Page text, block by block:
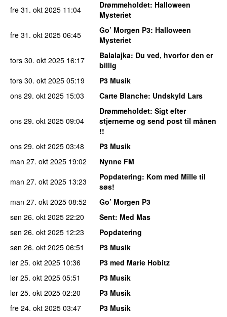
fre 31. okt 2025 11:04 Drømmeholdet: Halloween
Mysteriet
fre 31. okt 2025 06:45 Go’ Morgen P3: Halloween
Mysteriet
tors 30. okt 2025 16:17 Balalajka: Du ved, hvorfor den er
billig
tors 30. okt 2025 05:19
P3 Musik
ons 29. okt 2025 15:03 Carte Blanche: Undskyld Lars
ons 29. okt 2025 09:04
Drømmeholdet: Sigt efter
stjernerne og send post til månen
!!
ons 29. okt 2025 03:48
P3 Musik
man 27. okt 2025 19:02
Nynne FM
man 27. okt 2025 13:23 Popdatering: Kom med Mille til
søs!
man 27. okt 2025 08:52
Go’ Morgen P3
søn 26. okt 2025 22:20 Sent: Med Mas
søn 26. okt 2025 12:23
Popdatering
søn 26. okt 2025 06:51
P3 Musik
lør 25. okt 2025 10:36
P3 med Marie Hobitz
lør 25. okt 2025 05:51
P3 Musik
lør 25. okt 2025 02:20
P3 Musik
fre 24. okt 2025 03:47
P3 Musik